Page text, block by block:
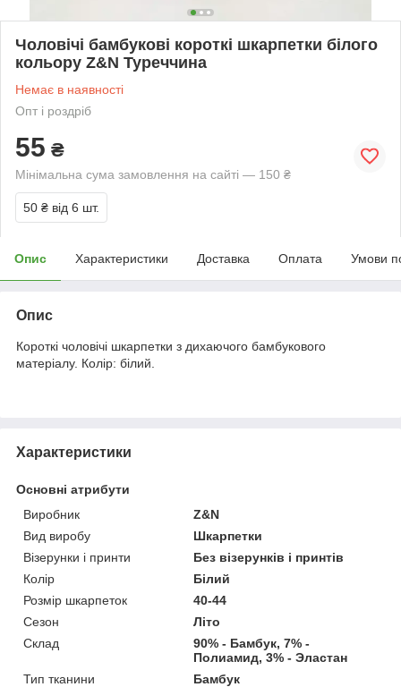
Чоловічі бамбукові короткі шкарпетки білого
кольору Z&N Туреччина
Немає в наявності
Опт і роздріб
55 ₴
Мінімальна сума замовлення на сайті — 150 ₴
50 ₴ від 6 шт.
Опис Характеристики Доставка Оплата Умови
Опис
Короткі чоловічі шкарпетки з дихаючого бамбукового
матеріалу. Колір: білий.
Характеристики
Основні атрибути
Виробник
Z&N
Вид виробу
Шкарпетки
Візерунки і принти
Без візерунків і принтів
Колір
Білий
Розмір шкарпеток
40-44
Сезон
Літо
Склад
90% - Бамбук, 7% -
Полиамид, 3% - Эластан
Тип тканини
Бамбук